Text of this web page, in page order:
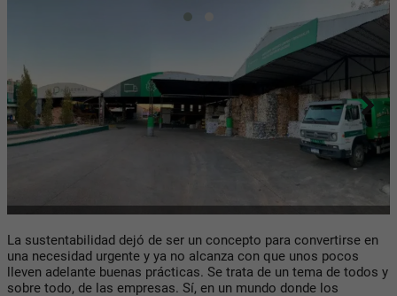
La sustentabilidad dejó de ser un concepto para convertirse en
una necesidad urgente y ya no alcanza con que unos pocos
lleven adelante buenas prácticas. Se trata de un tema de todos y
sobre todo, de las empresas. Sí, en un mundo donde los